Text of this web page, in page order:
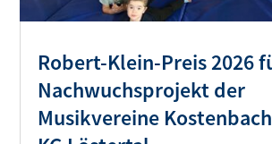
Robert-Klein-Preis 2026
Nachwuchsprojekt der
Musikvereine